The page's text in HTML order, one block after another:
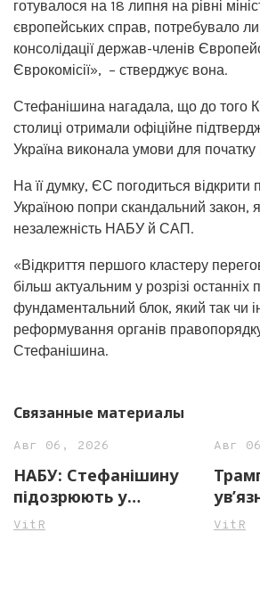
готувалося на 18 липня на рівні
європейських справ, потребувало
консолідації держав-членів
Єврокомісії», – стверджує вона.
Стефанішина нагадала, що до того
столиці отримали офіційне
Україна виконала умови для початку
На її думку, ЄС погодиться відкрити
Україною попри скандальний закон,
незалежність НАБУ й САП.
«Відкриття першого кластеру
більш актуальним у розрізі останніх
фундаментальний блок, який так чи
реформування органів
Стефанішина.
Связанные материалы
Авг 06, 2026
НАБУ: Стефанішину
підозрюють у
незаконному
VitR
Авг
VitR